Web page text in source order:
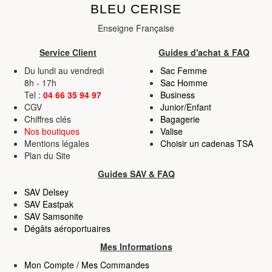
et les annonces, d'offrir des fonctionnalités relatives aux
médias sociaux et d'analyser notre trafic. Nous
notre site avec nos partenaires de médias sociaux, de
publicité et d'analyse, qui peuvent combiner celles-ci
avec d'autres informations que vous leur avez fournies
ou qu'ils ont collectées lors de votre utilisation de leurs
services.
BLEU CERISE
Enseigne Française
Service Client
Guides d'achat & FAQ
Du lundi au vendredi
8h - 17h
Tel : 04 66 35 94 97
CGV
Chiffres clés
Nos boutiques
Mentions légales
Plan du Site
Sac Femme
Sac Homme
Business
Junior/Enfant
Bagagerie
Valise
Choisir un cadenas TSA
Guides SAV & FAQ
SAV Delsey
SAV Eastpak
SAV Samsonite
Dégâts aéroportuaires
Mes Informations
Mon Compte / Mes Commandes